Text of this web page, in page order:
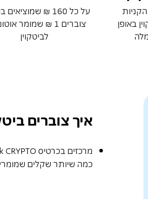
באופן
על כל 160 ₪
צוברים 1 ₪ שמומר
לביטקוין
איך צוברים
כמה שיותר שקלים